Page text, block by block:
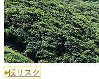
低リスク